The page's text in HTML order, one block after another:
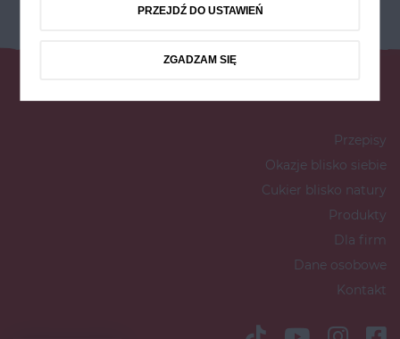
Przepisy
Okazje blisko siebie
Cukier blisko natury
Produkty
Dla firm
Dane osobowe
Kontakt
PRZEJDŹ DO USTAWIEŃ
ZGADZAM SIĘ